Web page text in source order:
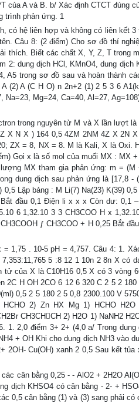
A và B. b/ Xác định CTCT đúng
trình phản ứng. 1
có hệ liên hợp và không có liên kết
Câu 8: (2 điểm) Cho sơ đồ thí
thích. Biết các chất X, Y, Z, T trong
2: dung dịch HCl, KMnO4, dung dịch
trong sơ đồ sau và hoàn thành
(2) A (C H O) n 2n+2 (1) 2 5 3 6
Na=23, Mg=24, Ca=40, Al=27,
trong nguyên tử M và X lần lượt
X N X ) 164 0,5 4ZM 2NM 4Z X 2N
ZX = 8, NX = 8. M là Kali, X là Oxi.
Gọi x là số mol của muối MX : MX
MX tham gia phản ứng: m = (M
dung dịch sau phản ứng là [17,8 -
Lập bảng : M Li(7) Na(23) K(39)
đầu 0,1 Điện li x x x Còn dư: 0,1
6 1,32.10 3 3 CH3COO H x
ƒ CH3COO + H 0,25 Bắt
1,75 . 10-5 pH = 4,757. Câu 4: 1.
5 :8 12 1 10n 2 8n X có
của X là C10H16 0,5 X có 3 vòng
H OH 2CO 6 12 6 320 C 2 5 2
0,5 2 5 180 2 5 0,8 2300.100 V
2) Zn HX Mg 1) HCHO H2O
CH3CHCH 2) H2O 1) NaNH2
1. 2,0 điểm 3+ 2+ (4,0 a/ Trong
+ OH Khi cho dung dịch NH3 vào
Cu(OH) xanh 2 0,5 Sau kết tủa
cân bằng 0,25 - - AlO2 + 2H2O
dịch KHSO4 có cân bằng - 2- +
0,5 cân bằng (1) và (3) sang phải